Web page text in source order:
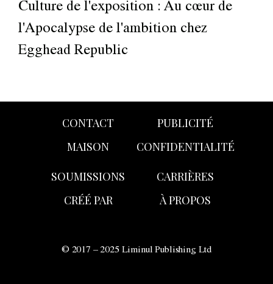
Culture de l'exposition : Au cœur de
l'Apocalypse de l'ambition chez
Egghead Republic
CONTACT
MAISON
PUBLICITÉ
CONFIDENTIALITÉ
SOUMISSIONS
CRÉÉ PAR
CARRIÈRES
À PROPOS
© 2017 – 2025 Liminul Publishing Ltd